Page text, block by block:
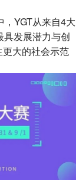
YGT从来自4大
发展潜力与创
大的社会示范